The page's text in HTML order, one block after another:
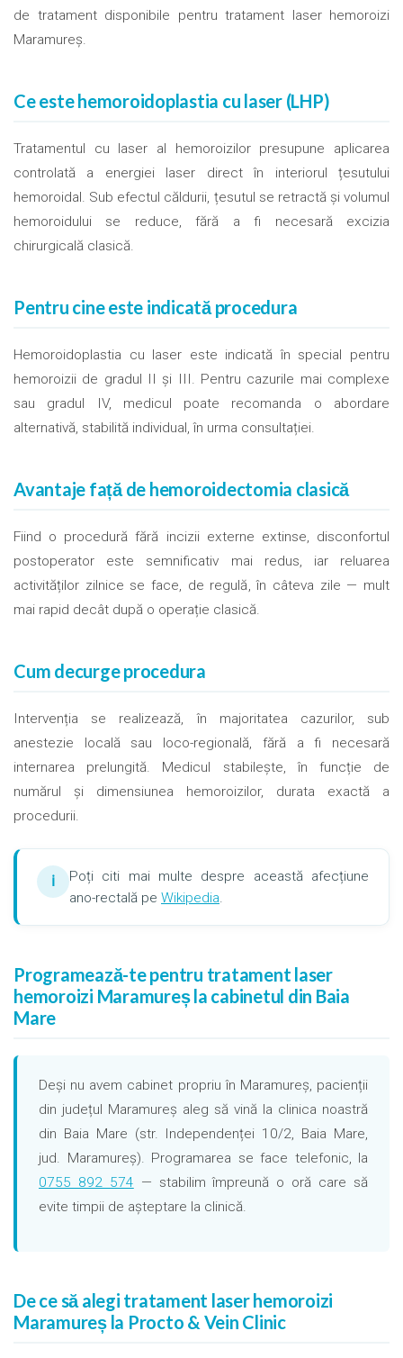
de tratament disponibile pentru tratament laser hemoroizi
Maramureș.
Ce este hemoroidoplastia cu laser (LHP)
Tratamentul cu laser al hemoroizilor presupune aplicarea
controlată a energiei laser direct în interiorul țesutului
hemoroidal. Sub efectul căldurii, țesutul se retractă și volumul
hemoroidului se reduce, fără a fi necesară excizia
chirurgicală clasică.
Pentru cine este indicată procedura
Hemoroidoplastia cu laser este indicată în special pentru
hemoroizii de gradul II și III. Pentru cazurile mai complexe
sau gradul IV, medicul poate recomanda o abordare
alternativă, stabilită individual, în urma consultației.
Avantaje față de hemoroidectomia clasică
Fiind o procedură fără incizii externe extinse, disconfortul
postoperator este semnificativ mai redus, iar reluarea
activităților zilnice se face, de regulă, în câteva zile — mult
mai rapid decât după o operație clasică.
Cum decurge procedura
Intervenția se realizează, în majoritatea cazurilor, sub
anestezie locală sau loco-regională, fără a fi necesară
internarea prelungită. Medicul stabilește, în funcție de
numărul și dimensiunea hemoroizilor, durata exactă a
procedurii.
ℹ
Poți citi mai multe despre această afecțiune
ano-rectală pe Wikipedia.
Programează-te pentru tratament laser
hemoroizi Maramureș la cabinetul din Baia
Mare
Deși nu avem cabinet propriu în Maramureș, pacienții
din județul Maramureș aleg să vină la clinica noastră
din Baia Mare (str. Independenței 10/2, Baia Mare,
jud. Maramureș). Programarea se face telefonic, la
0755 892 574 — stabilim împreună o oră care să
evite timpii de așteptare la clinică.
De ce să alegi tratament laser hemoroizi
Maramureș la Procto & Vein Clinic